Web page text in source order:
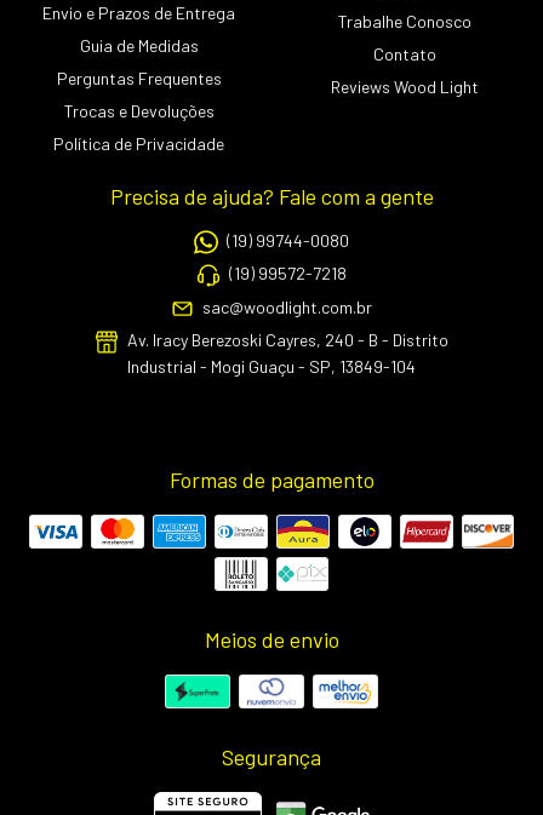
Envio e Prazos de Entrega
Guia de Medidas
Perguntas Frequentes
Trocas e Devoluções
Política de Privacidade
Trabalhe Conosco
Contato
Reviews Wood Light
Precisa de ajuda? Fale com a gente
(19) 99744-0080
(19) 99572-7218
sac@woodlight.com.br
Av. Iracy Berezoski Cayres, 240 - B - Distrito
Industrial - Mogi Guaçu - SP, 13849-104
Formas de pagamento
Meios de envio
Segurança